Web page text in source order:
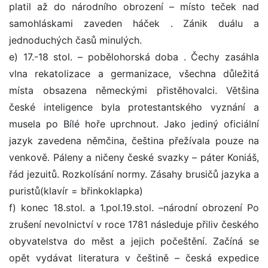
platil až do národního obrození – místo teček nad
samohláskami zaveden háček . Zánik duálu a
jednoduchých časů minulých.
e) 17.-18 stol. – pobělohorská doba . Čechy zasáhla
vlna rekatolizace a germanizace, všechna důležitá
místa obsazena německými přistěhovalci. Většina
české inteligence byla protestantského vyznání a
musela po Bílé hoře uprchnout. Jako jediný oficiální
jazyk zavedena němčina, čeština přežívala pouze na
venkově. Páleny a ničeny české svazky – páter Koniáš,
řád jezuitů. Rozkolísání normy. Zásahy brusičů jazyka a
puristů(klavír = břinkoklapka)
f) konec 18.stol. a 1.pol.19.stol. –národní obrození Po
zrušení nevolnictví v roce 1781 následuje přiliv českého
obyvatelstva do měst a jejich počeštění. Začíná se
opět vydávat literatura v češtině – česká expedice